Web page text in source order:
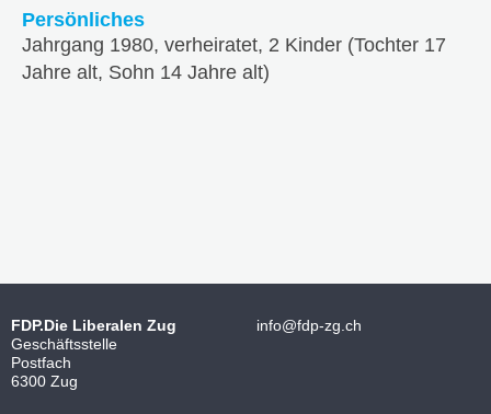
Persönliches
Jahrgang 1980, verheiratet, 2 Kinder (Tochter 17
Jahre alt, Sohn 14 Jahre alt)
FDP.Die Liberalen Zug
Geschäftsstelle
Postfach
6300 Zug
info@fdp-zg.ch